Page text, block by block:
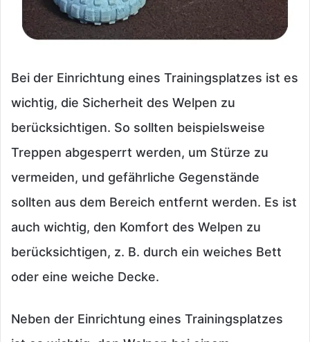
Bei der Einrichtung eines Trainingsplatzes ist es
wichtig, die Sicherheit des Welpen zu
berücksichtigen. So sollten beispielsweise
Treppen abgesperrt werden, um Stürze zu
vermeiden, und gefährliche Gegenstände
sollten aus dem Bereich entfernt werden. Es ist
auch wichtig, den Komfort des Welpen zu
berücksichtigen, z. B. durch ein weiches Bett
oder eine weiche Decke.
Neben der Einrichtung eines Trainingsplatzes